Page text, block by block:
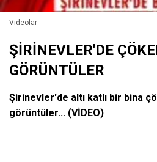
Videolar
ŞİRİNEVLER'DE
GÖRÜNTÜLER
Şirinevler'de altı katlı bir bina
görüntüler... (VİDEO)